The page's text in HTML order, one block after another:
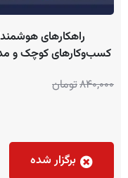
راهکارهای
کسب‌وکارهای کوچک و
تومان840,000
برگزار شده